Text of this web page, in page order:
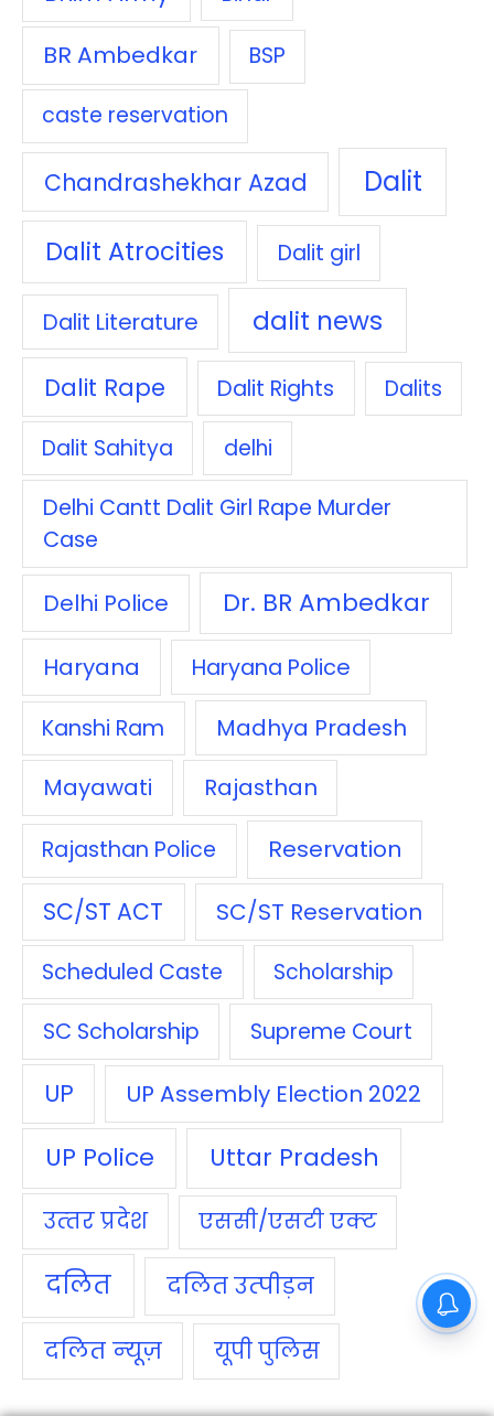
BR Ambedkar
BSP
caste reservation
Chandrashekhar Azad Dalit
Dalit Atrocities Dalit girl
Dalit Literature dalit news
Dalit Rape Dalit Rights Dalits
Dalit Sahitya delhi
Delhi Cantt Dalit Girl Rape Murder
Case
Delhi Police Dr. BR Ambedkar
Haryana Haryana Police
Kanshi Ram
Madhya Pradesh
Mayawati
Rajasthan
Rajasthan Police Reservation
SC/ST ACT SC/ST Reservation
Scheduled Caste Scholarship
SC Scholarship Supreme Court
UP UP Assembly Election 2022
UP Police Uttar Pradesh
उत्‍तर प्रदेश एससी/एसटी एक्‍ट
दलित दलित उत्‍पीड़न
दलित न्‍यूज़ यूपी पुलिस